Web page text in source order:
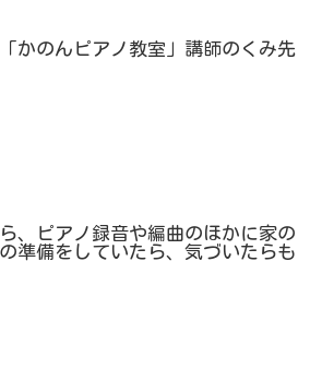
かのんピアノ教室」講師のくみ先
、ピアノ録音や編曲のほかに家の
準備をしていたら、気づいたらも